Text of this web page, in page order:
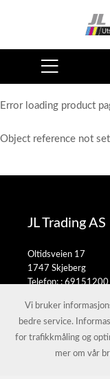
Error loading product
Object reference not
JL Trading AS
Oltidsveien 17
1747 Skjeberg
Telefon: :69151200
© JL
Vi bruker
bedre service.
for trafikkmåling og
mer om vår